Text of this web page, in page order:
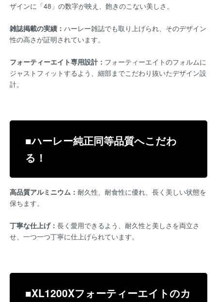
ザインに「48」の数字が映え、飽きのこない美しさ。
雑誌掲載の実績： ハーレー雑誌でも取り上げられ、そのデザイン
性の高さが証明されています。
フォーティーエイト専用設計： フォーティーエイトのフォルムに
ジャストフィットするよう、細部までこだわり抜いたデザイン設
計。
■ハーレー純正同等品質へこだわ
る！
高品質アルミニウム： 耐久性、耐食性に優れ、長く美しい状態を
保ちます。
丁寧な仕上げ： 長く愛用できるよう、耐久性と美しさを両立さ
せ、一つ一つ丁寧に仕上げられています。
■XL1200Xフォーティーエイトのカ